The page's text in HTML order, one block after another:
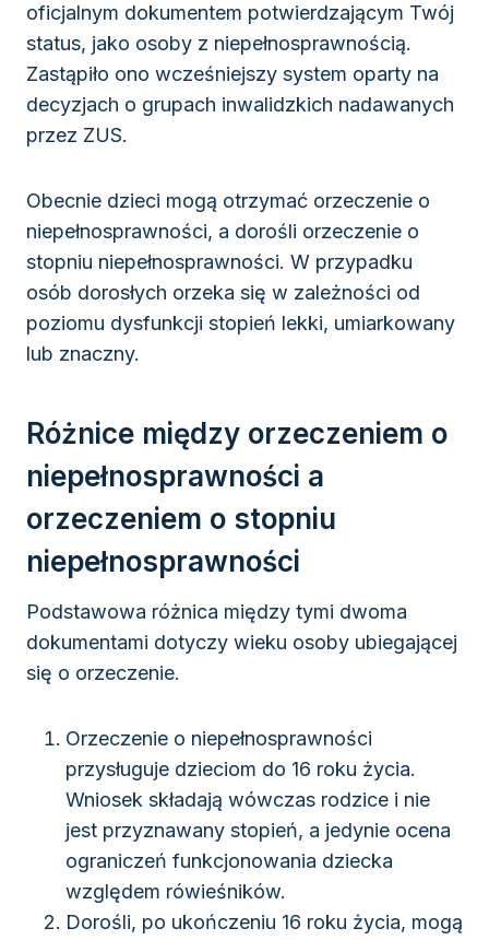
oficjalnym dokumentem potwierdzającym Twój
status, jako osoby z niepełnosprawnością.
Zastąpiło ono wcześniejszy system oparty na
decyzjach o grupach inwalidzkich nadawanych
przez ZUS.
Obecnie dzieci mogą otrzymać orzeczenie o
niepełnosprawności, a dorośli orzeczenie o
stopniu niepełnosprawności. W przypadku
osób dorosłych orzeka się w zależności od
poziomu dysfunkcji stopień lekki, umiarkowany
lub znaczny.
Różnice między orzeczeniem o
niepełnosprawności a
orzeczeniem o stopniu
niepełnosprawności
Podstawowa różnica między tymi dwoma
dokumentami dotyczy wieku osoby ubiegającej
się o orzeczenie.
Orzeczenie o niepełnosprawności
przysługuje dzieciom do 16 roku życia.
Wniosek składają wówczas rodzice i nie
jest przyznawany stopień, a jedynie ocena
ograniczeń funkcjonowania dziecka
względem rówieśników.
Dorośli, po ukończeniu 16 roku życia, mogą